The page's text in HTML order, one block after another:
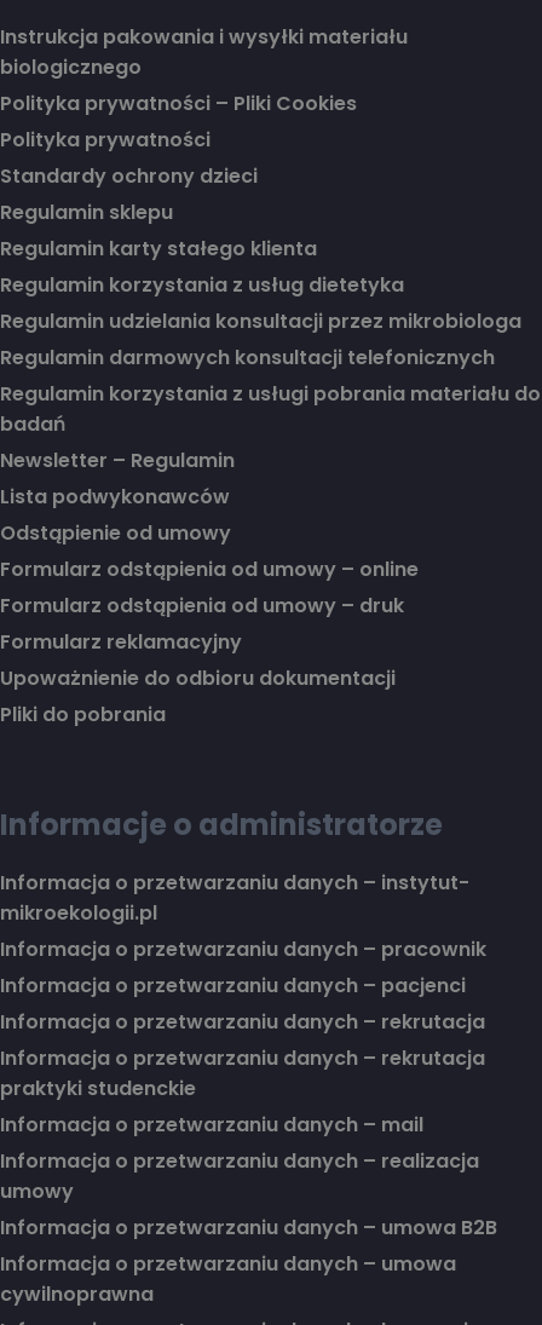
Instrukcja pakowania i wysyłki materiału
biologicznego
Polityka prywatności – Pliki Cookies
Polityka prywatności
Standardy ochrony dzieci
Regulamin sklepu
Regulamin karty stałego klienta
Regulamin korzystania z usług dietetyka
Regulamin udzielania konsultacji przez mikrobiologa
Regulamin darmowych konsultacji telefonicznych
Regulamin korzystania z usługi pobrania materiału do
badań
Newsletter – Regulamin
Lista podwykonawców
Odstąpienie od umowy
Formularz odstąpienia od umowy – online
Formularz odstąpienia od umowy – druk
Formularz reklamacyjny
Upoważnienie do odbioru dokumentacji
Pliki do pobrania
Informacje o administratorze
Informacja o przetwarzaniu danych – instytut-
mikroekologii.pl
Informacja o przetwarzaniu danych – pracownik
Informacja o przetwarzaniu danych – pacjenci
Informacja o przetwarzaniu danych – rekrutacja
Informacja o przetwarzaniu danych – rekrutacja
praktyki studenckie
Informacja o przetwarzaniu danych – mail
Informacja o przetwarzaniu danych – realizacja
umowy
Informacja o przetwarzaniu danych – umowa B2B
Informacja o przetwarzaniu danych – umowa
cywilnoprawna